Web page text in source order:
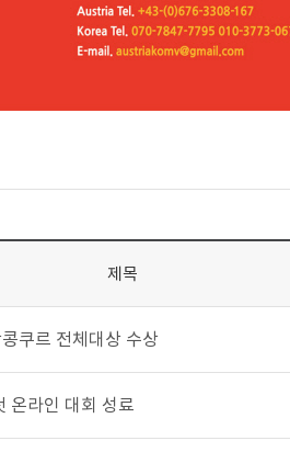
제목
쿠르 전체대상 수상
온라인 대회 성료